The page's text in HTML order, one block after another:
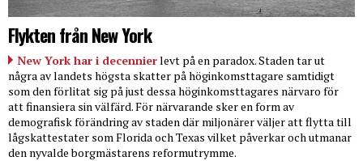
Flykten från New York
New York har i decennierlevt på en paradox. Staden tar ut
några av landets högsta skatter på höginkomsttagare samtidigt
som den förlitat sig på just dessa höginkomsttagares närvaro för
att finansiera sin välfärd. För närvarande sker en form av
demografisk förändring av staden där miljonärer väljer att flytta till
lågskattestater som Florida och Texas vilket påverkar och utmanar
den nyvalde borgmästarens reformutrymme.